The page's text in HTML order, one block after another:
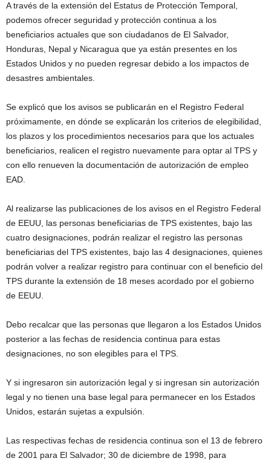
A través de la extensión del Estatus de Protección Temporal,
podemos ofrecer seguridad y protección continua a los
beneficiarios actuales que son ciudadanos de El Salvador,
Honduras, Nepal y Nicaragua que ya están presentes en los
Estados Unidos y no pueden regresar debido a los impactos de
desastres ambientales.
Se explicó que los avisos se publicarán en el Registro Federal
próximamente, en dónde se explicarán los criterios de elegibilidad,
los plazos y los procedimientos necesarios para que los actuales
beneficiarios, realicen el registro nuevamente para optar al TPS y
con ello renueven la documentación de autorización de empleo
EAD.
Al realizarse las publicaciones de los avisos en el Registro Federal
de EEUU, las personas beneficiarias de TPS existentes, bajo las
cuatro designaciones, podrán realizar el registro las personas
beneficiarias del TPS existentes, bajo las 4 designaciones, quienes
podrán volver a realizar registro para continuar con el beneficio del
TPS durante la extensión de 18 meses acordado por el gobierno
de EEUU.
Debo recalcar que las personas que llegaron a los Estados Unidos
posterior a las fechas de residencia continua para estas
designaciones, no son elegibles para el TPS.
Y si ingresaron sin autorización legal y si ingresan sin autorización
legal y no tienen una base legal para permanecer en los Estados
Unidos, estarán sujetas a expulsión.
Las respectivas fechas de residencia continua son el 13 de febrero
de 2001 para El Salvador; 30 de diciembre de 1998, para